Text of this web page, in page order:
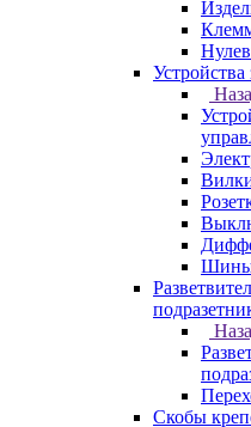
Шины
Скобы